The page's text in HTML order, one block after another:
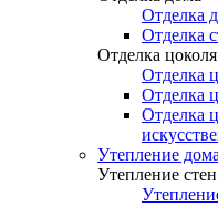
Отделка
Отделка
Отделка цоколя
Отделка
Отделка
Отделка
Утепление дома
Утепление стен